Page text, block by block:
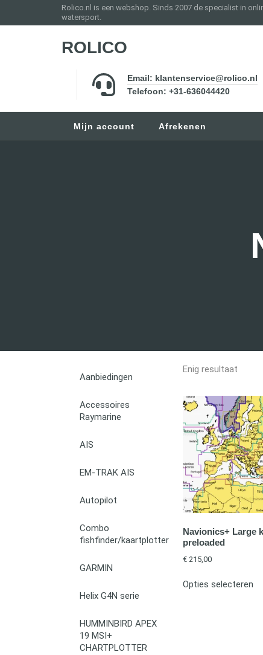
Rolico.nl is een webshop. Sinds 2007 de specialist in
watersport.
ROLICO
Email: klantenservice@rolico.nl
Telefoon: +31-636044420
Mijn account Afrekenen
Aanbiedingen
Accessoires
Raymarine
AIS
EM-TRAK AIS
Autopilot
Combo
fishfinder/kaartplotter
GARMIN
Helix G4N serie
HUMMINBIRD APEX
19 MSI+
CHARTPLOTTER
Enig resultaat
Navionics+ Large
preloaded
€ 215,00
Opties selecteren